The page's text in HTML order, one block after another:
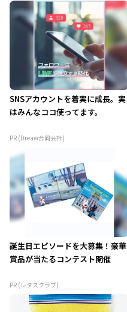
SNSアカウントを着実に成長。実
はみんなココ使ってます。
PR (Dreaw合同会社)
誕生日エピソードを大募集！豪華
賞品が当たるコンテスト開催
PR (レタスクラブ)